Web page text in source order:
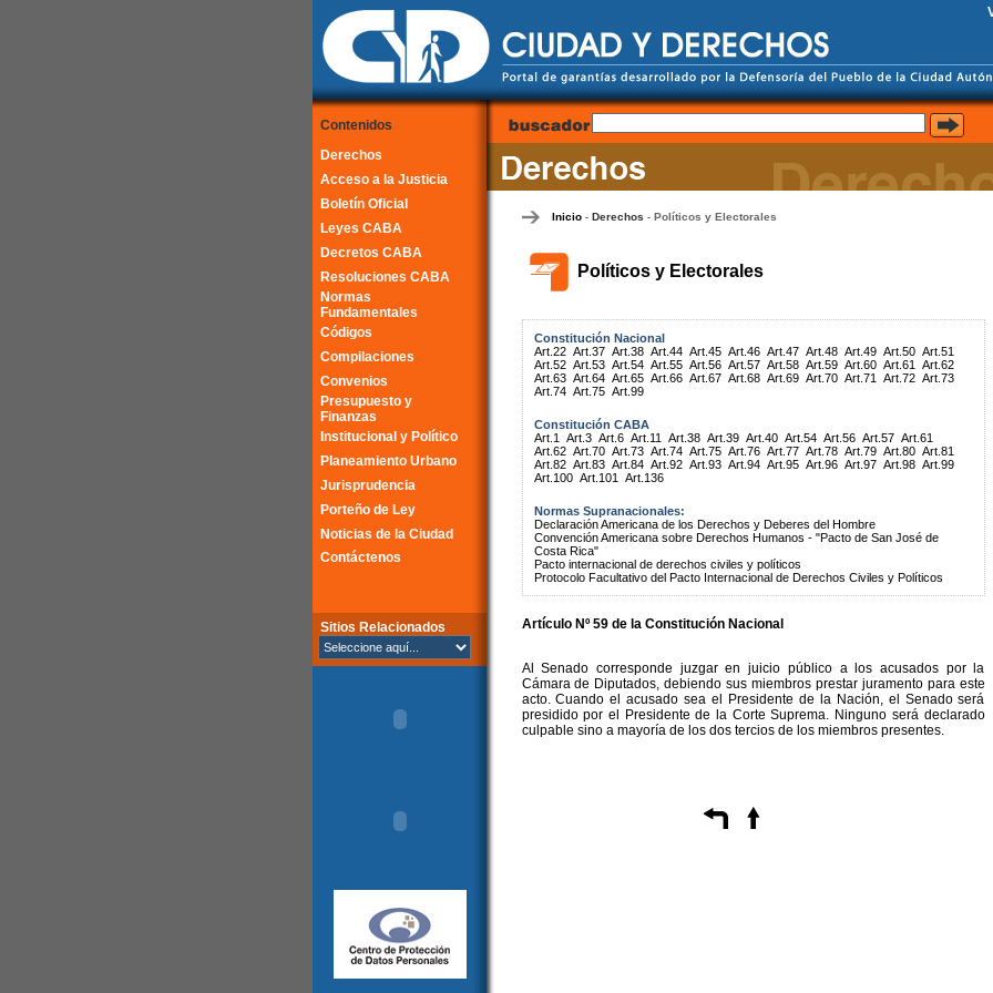
Contenidos
Derechos
Acceso a la Justicia
Boletín Oficial
Leyes CABA
Decretos CABA
Resoluciones CABA
Normas
Fundamentales
Códigos
Compilaciones
Convenios
Presupuesto y
Finanzas
Institucional y Político
Planeamiento Urbano
Jurisprudencia
Porteño de Ley
Noticias de la Ciudad
Contáctenos
Sitios Relacionados
Inicio- Derechos - Políticos y Electorales
Políticos y Electorales
Constitución Nacional
Art.22 Art.37 Art.38 Art.44 Art.45 Art.46 Art.47 Art.48 Art.49 Art.50 Art.51
Art.52 Art.53 Art.54 Art.55 Art.56 Art.57 Art.58 Art.59 Art.60 Art.61
Art.62
Art.63 Art.64 Art.65 Art.66 Art.67 Art.68 Art.69 Art.70 Art.71 Art.72 Art.73
Art.74 Art.75 Art.99
Constitución CABA
Art.1
Art.3 Art.6 Art.11 Art.38 Art.39 Art.40 Art.54 Art.56 Art.57 Art.61
Art.62 Art.70 Art.73 Art.74 Art.75 Art.76 Art.77 Art.78 Art.79 Art.80 Art.81
Art.82 Art.83 Art.84 Art.92 Art.93 Art.94 Art.95 Art.96 Art.97 Art.98 Art.99
Art.100 Art.101 Art.136
Normas Supranacionales:
Declaración Americana de los Derechos y Deberes del Hombre
Convención Americana sobre Derechos Humanos - "Pacto de San José de
Costa Rica"
Pacto internacional de derechos civiles y políticos
Protocolo Facultativo del Pacto Internacional de Derechos Civiles y Políticos
Artículo Nº 59 de la Constitución Nacional
Al Senado corresponde juzgar en juicio público a los acusados por la
Cámara de Diputados, debiendo sus miembros prestar juramento para este
acto. Cuando el acusado sea el Presidente de la Nación, el Senado será
presidido por el Presidente de la Corte Suprema. Ninguno será declarado
culpable sino a mayoría de los dos tercios de los miembros presentes.